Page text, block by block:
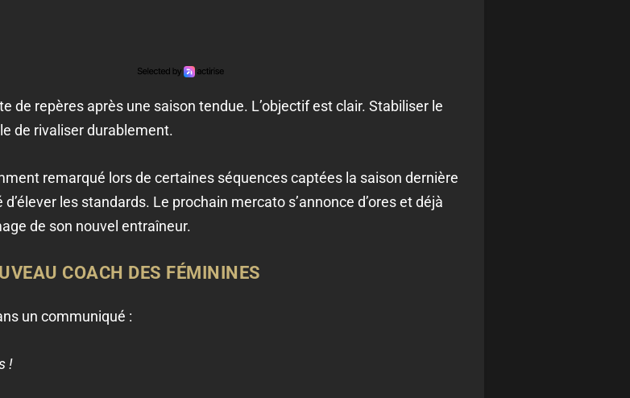
de repères après une saison tendue. L’objectif est clair. Stabiliser le
de rivaliser durablement.
remarqué lors de certaines séquences captées la saison dernière
les standards. Le prochain mercato s’annonce d’ores et déjà
de son nouvel entraîneur.
COACH DES FÉMININES
un communiqué :
!